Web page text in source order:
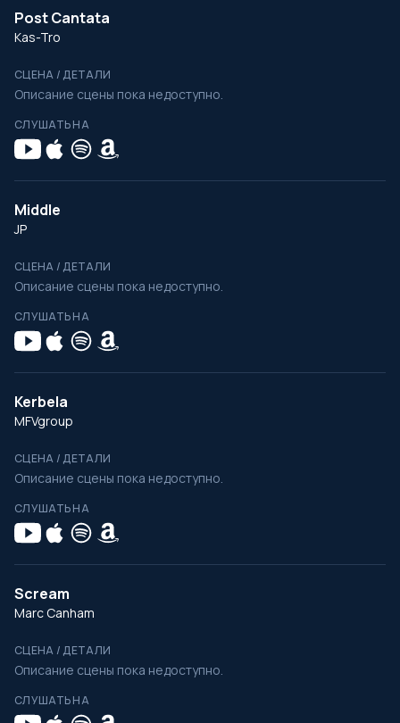
Post Cantata
Kas-Tro
СЦЕНА / ДЕТАЛИ
Описание сцены пока недоступно.
СЛУШАТЬ НА
Middle
JP
СЦЕНА / ДЕТАЛИ
Описание сцены пока недоступно.
СЛУШАТЬ НА
Kerbela
MFVgroup
СЦЕНА / ДЕТАЛИ
Описание сцены пока недоступно.
СЛУШАТЬ НА
Scream
Marc Canham
СЦЕНА / ДЕТАЛИ
Описание сцены пока недоступно.
СЛУШАТЬ НА